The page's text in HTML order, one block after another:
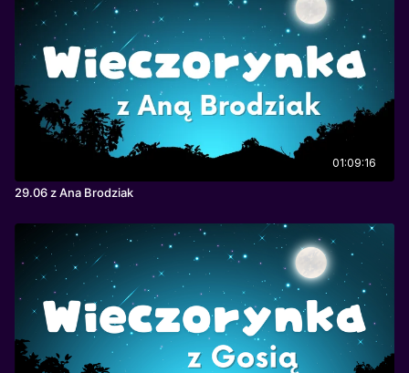
01:09:16
29.06 z Ana Brodziak